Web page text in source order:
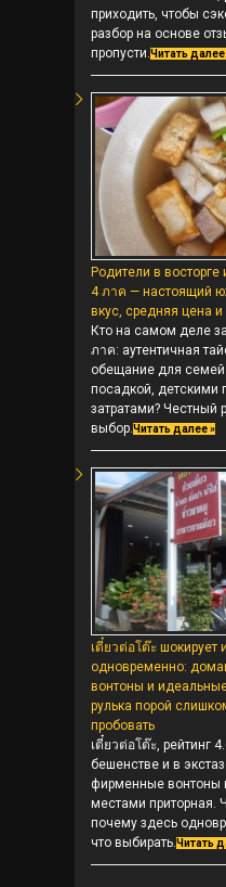
приходить, чтобы
разбор на основе
пропусти.Читать далее
Родители в
4 ภาค — настоящий
вкус, средняя цена
Кто на самом деле
ภาค: аутентичная
обещание для
посадкой, детскими
затратами? Честный
выбор.Читать далее »
เตี๋ยวต่อโต๊ะ шокирует
одновременно:
вонтоны и
рулька порой
пробовать
เตี๋ยวต่อโต๊ะ, рейтинг
бешенстве и в
фирменные вонтоны
местами приторная.
почему здесь
что выбирать.Читать